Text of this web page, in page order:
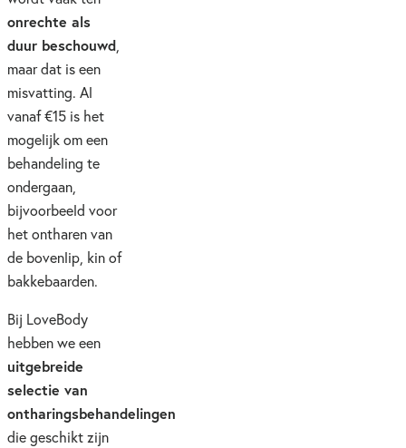
onrechte als
duur beschouwd,
maar dat is een
misvatting. Al
vanaf €15 is het
mogelijk om een
behandeling te
ondergaan,
bijvoorbeeld voor
het ontharen van
de bovenlip, kin of
bakkebaarden.
Bij LoveBody
hebben we een
uitgebreide
selectie van
ontharingsbehandelingen
die geschikt zijn